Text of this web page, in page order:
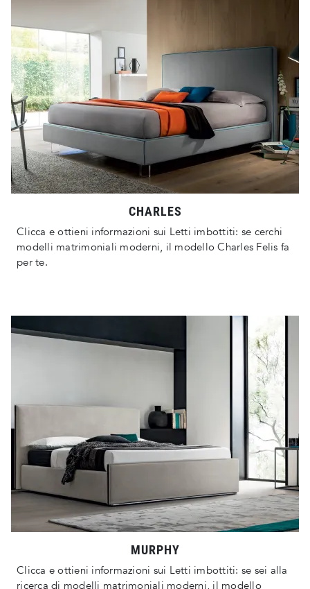
CHARLES
Clicca e ottieni informazioni sui Letti imbottiti: se cerchi
modelli matrimoniali moderni, il modello Charles Felis fa
per te.
MURPHY
Clicca e ottieni informazioni sui Letti imbottiti: se sei alla
ricerca di modelli matrimoniali moderni, il modello